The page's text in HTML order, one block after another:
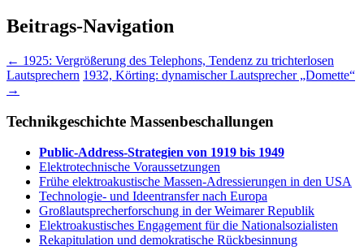
Beitrags-Navigation
← 1925: Vergrößerung des Telephons, Tendenz zu trichterlosen
Lautsprechern 1932, Körting: dynamischer Lautsprecher „Domette“
→
Technikgeschichte Massenbeschallungen
Public-Address-Strategien von 1919 bis 1949
Elektrotechnische Voraussetzungen
Frühe elektroakustische Massen-Adressierungen in den USA
Technologie- und Ideentransfer nach Europa
Großlautsprecherforschung in der Weimarer Republik
Elektroakustisches Engagement für die Nationalsozialisten
Rekapitulation und demokratische Rückbesinnung